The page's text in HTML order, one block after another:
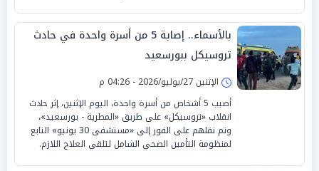
بالأسماء.. إصابة 5 من أسرة واحدة في حادث
تروسيكل ببورسعيد
الإثنين 27/يوليو/2026 - 04:26 م
أصيب 5 أشخاص من أسرة واحدة، اليوم الإثنين، إثر حادث
انقلاب «تروسيكل» على طريق «المطرية - بورسعيد»،
وتم نقلهم على الفور إلى «مستشفى 30 يونيو» التابع
لمنظومة التأمين الصحي الشامل لتلقي العلاج اللازم.